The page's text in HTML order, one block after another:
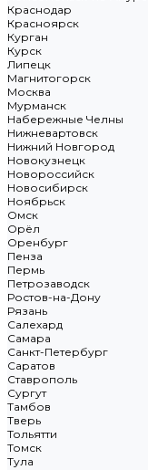
Краснодар
Красноярск
Курган
Курск
Липецк
Магнитогорск
Москва
Мурманск
Набережные Челны
Нижневартовск
Нижний Новгород
Новокузнецк
Новороссийск
Новосибирск
Ноябрьск
Омск
Орёл
Оренбург
Пенза
Пермь
Петрозаводск
Ростов-на-Дону
Рязань
Салехард
Самара
Санкт-Петербург
Саратов
Ставрополь
Сургут
Тамбов
Тверь
Тольятти
Томск
Тула